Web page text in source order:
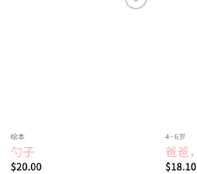
绘本
勺子
$20.00
4~6岁
爸爸
$18.10